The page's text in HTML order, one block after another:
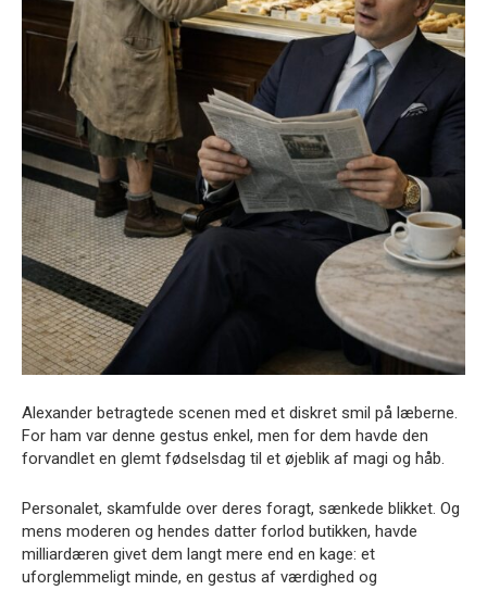
Alexander betragtede scenen med et diskret smil på læberne.
For ham var denne gestus enkel, men for dem havde den
forvandlet en glemt fødselsdag til et øjeblik af magi og håb.
Personalet, skamfulde over deres foragt, sænkede blikket. Og
mens moderen og hendes datter forlod butikken, havde
milliardæren givet dem langt mere end en kage: et
uforglemmeligt minde, en gestus af værdighed og